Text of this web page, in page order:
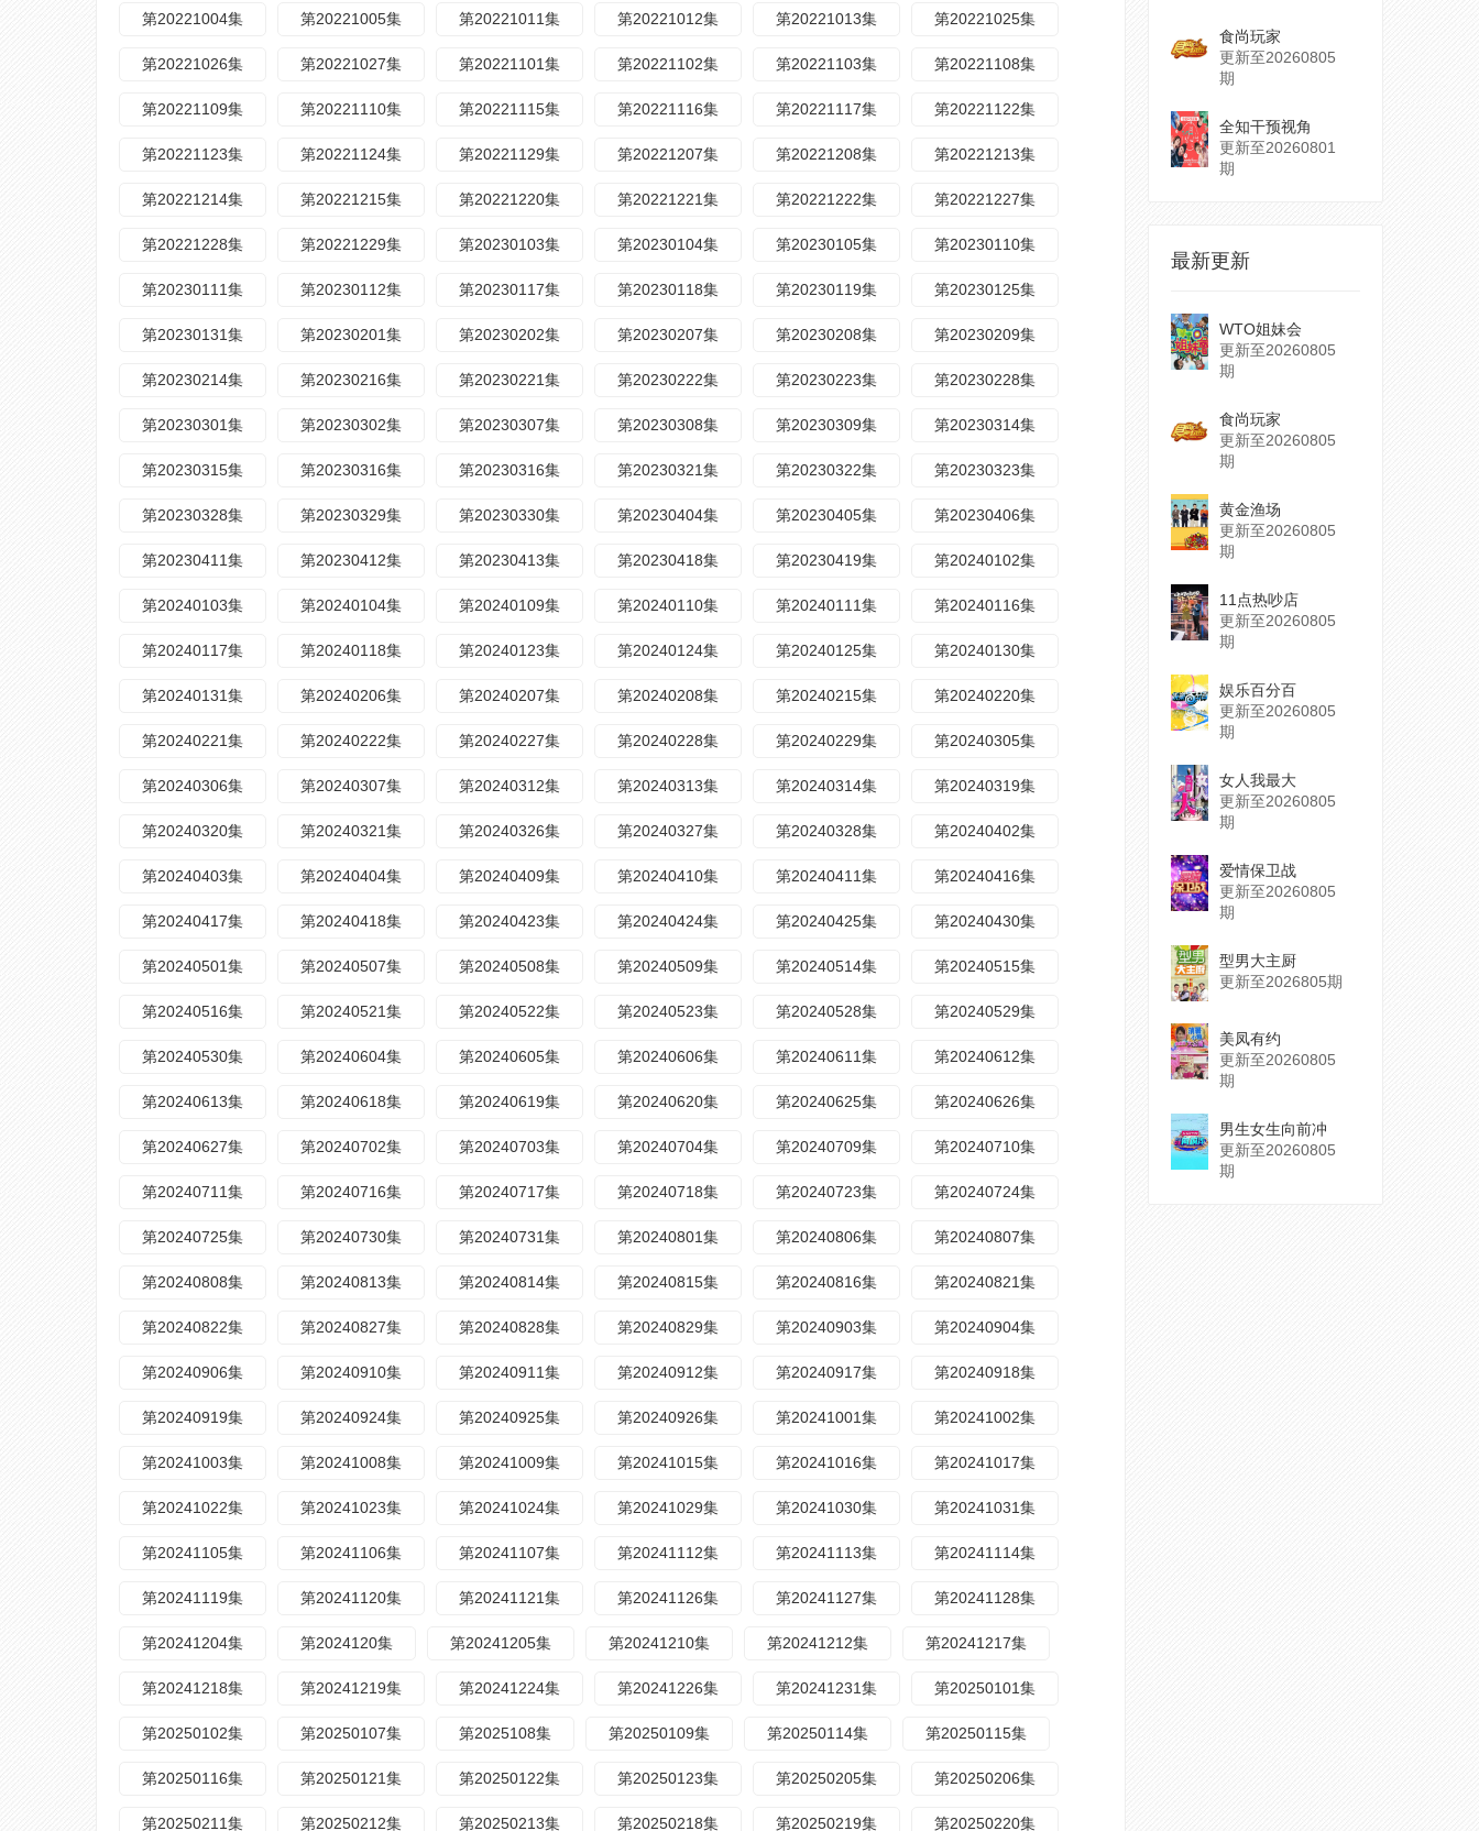
第20221004集 第20221005集 第20221011集 第20221012集 第20221013集 第20221025集
第20221026集 第20221027集 第20221101集 第20221102集 第20221103集 第20221108集
第20221109集 第20221110集 第20221115集 第20221116集 第20221117集 第20221122集
第20221123集 第20221124集 第20221129集 第20221207集 第20221208集 第20221213集
第20221214集 第20221215集 第20221220集 第20221221集 第20221222集 第20221227集
第20221228集 第20221229集 第20230103集 第20230104集 第20230105集 第20230110集
第20230111集 第20230112集 第20230117集 第20230118集 第20230119集 第20230125集
第20230131集 第20230201集 第20230202集 第20230207集 第20230208集 第20230209集
第20230214集 第20230216集 第20230221集 第20230222集 第20230223集 第20230228集
第20230301集 第20230302集 第20230307集 第20230308集 第20230309集 第20230314集
第20230315集 第20230316集 第20230316集 第20230321集 第20230322集 第20230323集
第20230328集 第20230329集 第20230330集 第20230404集 第20230405集 第20230406集
第20230411集 第20230412集 第20230413集 第20230418集 第20230419集 第20240102集
第20240103集 第20240104集 第20240109集 第20240110集 第20240111集 第20240116集
第20240117集 第20240118集 第20240123集 第20240124集 第20240125集 第20240130集
第20240131集 第20240206集 第20240207集 第20240208集 第20240215集 第20240220集
第20240221集 第20240222集 第20240227集 第20240228集 第20240229集 第20240305集
第20240306集 第20240307集 第20240312集 第20240313集 第20240314集 第20240319集
第20240320集 第20240321集 第20240326集 第20240327集 第20240328集 第20240402集
第20240403集 第20240404集 第20240409集 第20240410集 第20240411集 第20240416集
第20240417集 第20240418集 第20240423集 第20240424集 第20240425集 第20240430集
第20240501集 第20240507集 第20240508集 第20240509集 第20240514集 第20240515集
第20240516集 第20240521集 第20240522集 第20240523集 第20240528集 第20240529集
第20240530集 第20240604集 第20240605集 第20240606集 第20240611集 第20240612集
第20240613集 第20240618集 第20240619集 第20240620集 第20240625集 第20240626集
第20240627集 第20240702集 第20240703集 第20240704集 第20240709集 第20240710集
第20240711集 第20240716集 第20240717集 第20240718集 第20240723集 第20240724集
第20240725集 第20240730集 第20240731集 第20240801集 第20240806集 第20240807集
第20240808集 第20240813集 第20240814集 第20240815集 第20240816集 第20240821集
第20240822集 第20240827集 第20240828集 第20240829集 第20240903集 第20240904集
第20240906集 第20240910集 第20240911集 第20240912集 第20240917集 第20240918集
第20240919集 第20240924集 第20240925集 第20240926集 第20241001集 第20241002集
第20241003集 第20241008集 第20241009集 第20241015集 第20241016集 第20241017集
第20241022集 第20241023集 第20241024集 第20241029集 第20241030集 第20241031集
第20241105集 第20241106集 第20241107集 第20241112集 第20241113集 第20241114集
第20241119集 第20241120集 第20241121集 第20241126集 第20241127集 第20241128集
第20241204集 第2024120集 第20241205集 第20241210集 第20241212集 第20241217集
第20241218集 第20241219集 第20241224集 第20241226集 第20241231集 第20250101集
第20250102集 第20250107集 第2025108集 第20250109集 第20250114集 第20250115集
第20250116集 第20250121集 第20250122集 第20250123集 第20250205集 第20250206集
第20250211集 第20250212集 第20250213集 第20250218集 第20250219集 第20250220集
食尚玩家
更新至20260805
期
全知干预视角
更新至20260801
期
最新更新
WTO姐妹会
更新至20260805
期
食尚玩家
更新至20260805
期
黄金渔场
更新至20260805
期
11点热吵店
更新至20260805
期
娱乐百分百
更新至20260805
期
女人我最大
更新至20260805
期
爱情保卫战
更新至20260805
期
型男大主厨
更新至2026805期
美凤有约
更新至20260805
期
男生女生向前冲
更新至20260805
期